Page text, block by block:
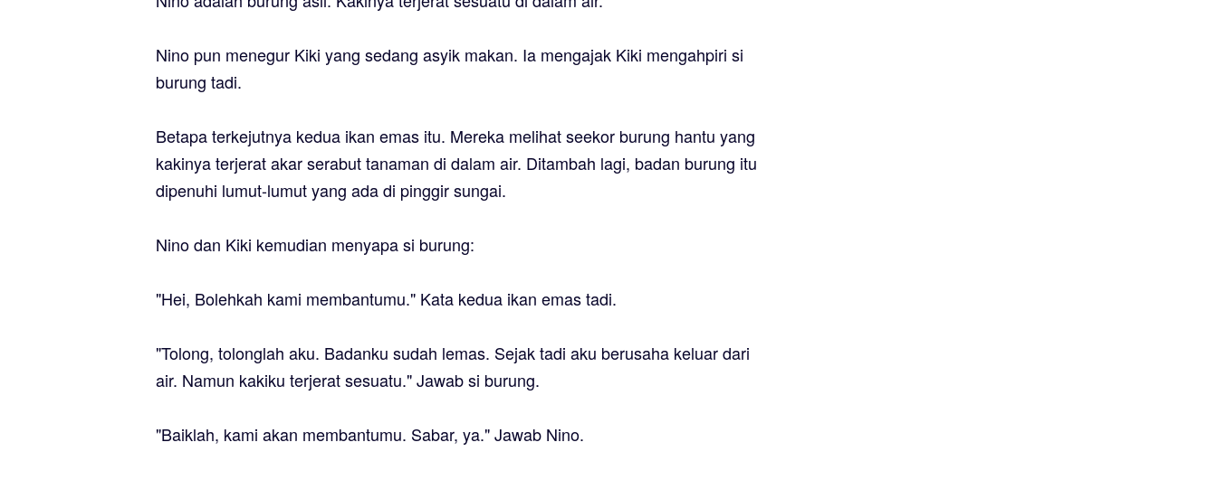
Nino pun menegur Kiki yang sedang asyik makan. Ia mengajak Kiki mengahpiri si
burung tadi.
Betapa terkejutnya kedua ikan emas itu. Mereka melihat seekor burung hantu yang
kakinya terjerat akar serabut tanaman di dalam air. Ditambah lagi, badan burung itu
dipenuhi lumut-lumut yang ada di pinggir sungai.
Nino dan Kiki kemudian menyapa si burung:
"Hei, Bolehkah kami membantumu." Kata kedua ikan emas tadi.
"Tolong, tolonglah aku. Badanku sudah lemas. Sejak tadi aku berusaha keluar dari
air. Namun kakiku terjerat sesuatu." Jawab si burung.
"Baiklah, kami akan membantumu. Sabar, ya." Jawab Nino.